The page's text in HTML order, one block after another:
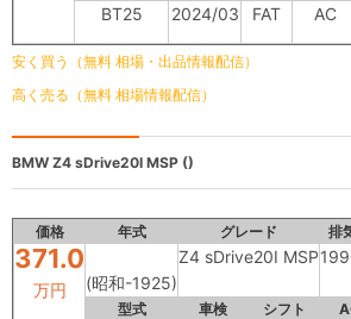
BT25 2024/03 FAT AC
安く買う（無料 相場・出品情報配信）
高く売る（無料 相場情報配信）
BMW Z4 sDrive20I MSP ()
価格 年式 グレード 排
371.0
万円 (昭和-1925)
Z4 sDrive20I MSP
型式 車検 シフト